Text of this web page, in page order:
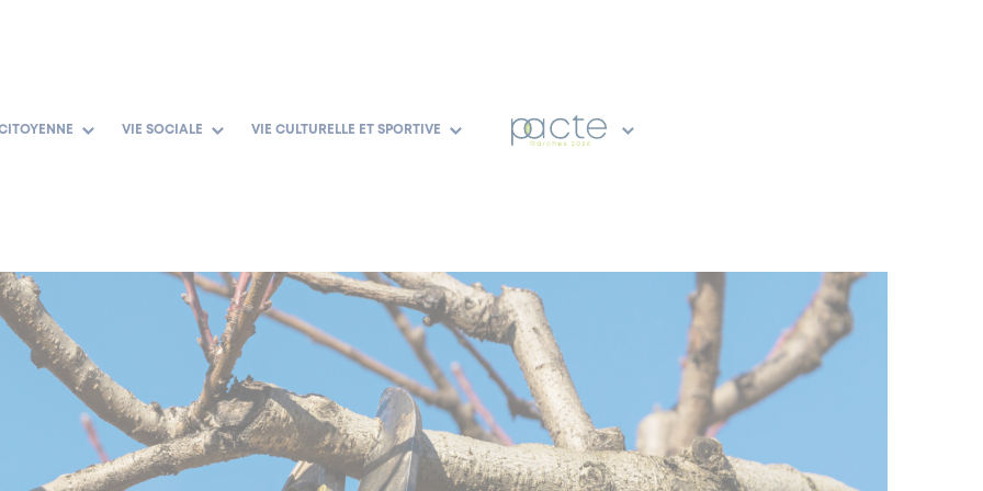
VIE SOCIALE VIE CULTURELLE ET SPORTIVE